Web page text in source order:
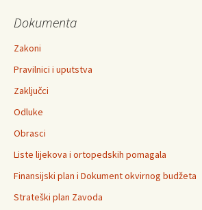
Dokumenta
Zakoni
Pravilnici i uputstva
Zaključci
Odluke
Obrasci
Liste lijekova i ortopedskih pomagala
Finansijski plan i Dokument okvirnog budžeta
Strateški plan Zavoda